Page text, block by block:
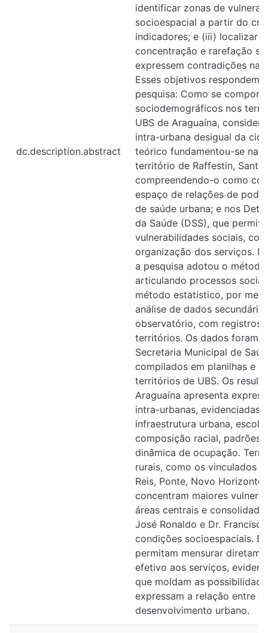
dc.description.abstract
identificar zonas de
socioespacial a partir do
indicadores; e (iii) localizar
concentração e rarefação
expressem contradições na
Esses objetivos respondem
pesquisa: Como se
sociodemográficos nos
UBS de Araguaína,
intra-urbana desigual da
teórico fundamentou-se nas
território de Raffestin,
compreendendo-o como
espaço de relações de
de saúde urbana; e nos
da Saúde (DSS), que
vulnerabilidades sociais,
organização dos serviços.
a pesquisa adotou o
articulando processos
método estatístico, por
análise de dados
observatório, com registros
territórios. Os dados foram
Secretaria Municipal de
compilados em planilhas e
territórios de UBS. Os
Araguaína apresenta
intra-urbanas, evidenciadas
infraestrutura urbana,
composição racial, padrões
dinâmica de ocupação.
rurais, como os vinculados
Reis, Ponte, Novo Horizonte
concentram maiores
áreas centrais e
José Ronaldo e Dr.
condições socioespaciais.
permitam mensurar
efetivo aos serviços,
que moldam as
expressam a relação entre
desenvolvimento urbano.